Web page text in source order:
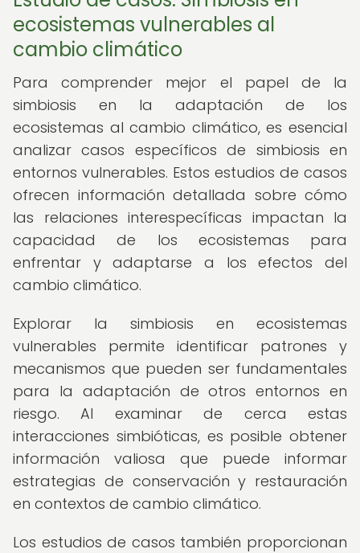
ecosistemas vulnerables al
cambio climático
Para comprender mejor el papel de la
simbiosis en la adaptación de los
ecosistemas al cambio climático, es esencial
analizar casos específicos de simbiosis en
entornos vulnerables. Estos estudios de casos
ofrecen información detallada sobre cómo
las relaciones interespecíficas impactan la
capacidad de los ecosistemas para
enfrentar y adaptarse a los efectos del
cambio climático.
Explorar la simbiosis en ecosistemas
vulnerables permite identificar patrones y
mecanismos que pueden ser fundamentales
para la adaptación de otros entornos en
riesgo. Al examinar de cerca estas
interacciones simbióticas, es posible obtener
información valiosa que puede informar
estrategias de conservación y restauración
en contextos de cambio climático.
Los estudios de casos también proporcionan